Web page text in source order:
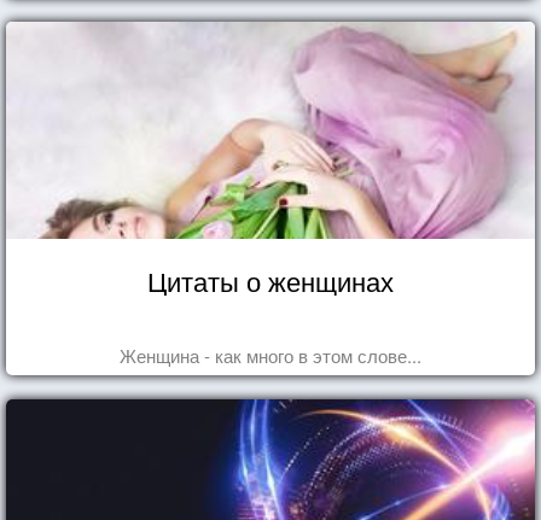
Цитаты о женщинах
Женщина - как много в этом слове...